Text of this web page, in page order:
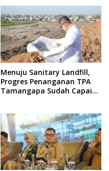
Menuju Sanitary Landfill,
Progres Penanganan TPA
Tamangapa Sudah Capai